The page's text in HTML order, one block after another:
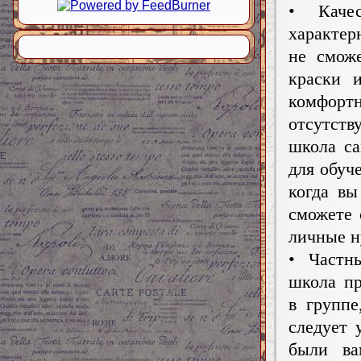
•
не
краски
школа
для
когда
сможете
личные
•
школа
в
следует
были